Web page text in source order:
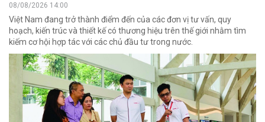
08/08/2026 14:00
Việt Nam đang trở thành điểm đến của các đơn vị tư vấn, quy
hoạch, kiến trúc và thiết kế có thương hiệu trên thế giới nhằm tìm
kiếm cơ hội hợp tác với các chủ đầu tư trong nước.